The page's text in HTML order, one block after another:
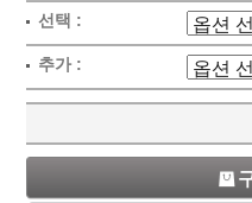
선택 :
추가 :